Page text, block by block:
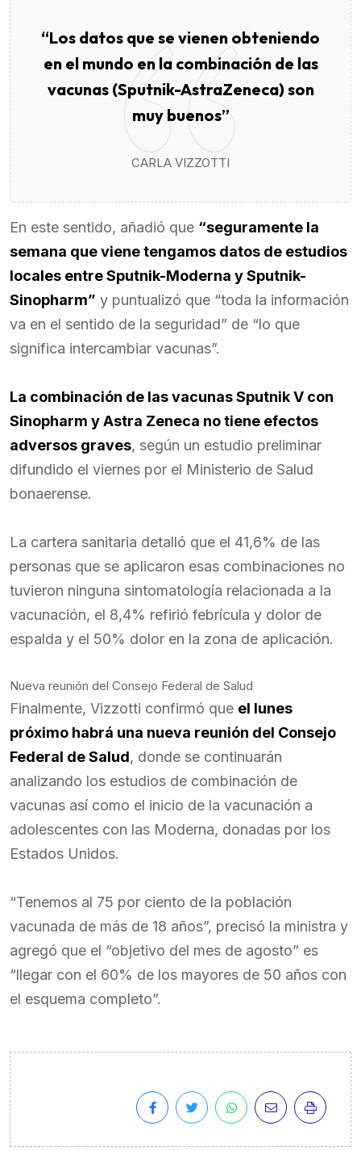
“Los datos que se vienen obteniendo
en el mundo en la combinación de las
vacunas (Sputnik-AstraZeneca) son
muy buenos”
CARLA VIZZOTTI
En este sentido, añadió que “seguramente la
semana que viene tengamos datos de estudios
locales entre Sputnik-Moderna y Sputnik-
Sinopharm” y puntualizó que “toda la información
va en el sentido de la seguridad” de “lo que
significa intercambiar vacunas”.
La combinación de las vacunas Sputnik V con
Sinopharm y Astra Zeneca no tiene efectos
adversos graves, según un estudio preliminar
difundido el viernes por el Ministerio de Salud
bonaerense.
La cartera sanitaria detalló que el 41,6% de las
personas que se aplicaron esas combinaciones no
tuvieron ninguna sintomatología relacionada a la
vacunación, el 8,4% refirió febrícula y dolor de
espalda y el 50% dolor en la zona de aplicación.
Nueva reunión del Consejo Federal de Salud
Finalmente, Vizzotti confirmó que el lunes
próximo habrá una nueva reunión del Consejo
Federal de Salud, donde se continuarán
analizando los estudios de combinación de
vacunas así como el inicio de la vacunación a
adolescentes con las Moderna, donadas por los
Estados Unidos.
“Tenemos al 75 por ciento de la población
vacunada de más de 18 años”, precisó la ministra y
agregó que el “objetivo del mes de agosto” es
“llegar con el 60% de los mayores de 50 años con
el esquema completo”.